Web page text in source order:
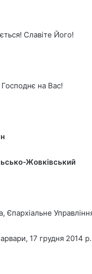
Славіте Його!
на Вас!
Жовківський
17 грудня 2014